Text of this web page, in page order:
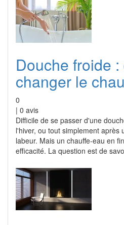
Douche froide
changer le
0
| 0 avis
Difficile de se passer d'une
l'hiver, ou tout simplement après
labeur. Mais un chauffe-eau en
efficacité. La question est de